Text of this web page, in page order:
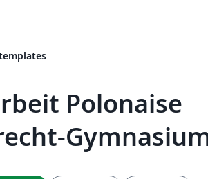
Polonaise